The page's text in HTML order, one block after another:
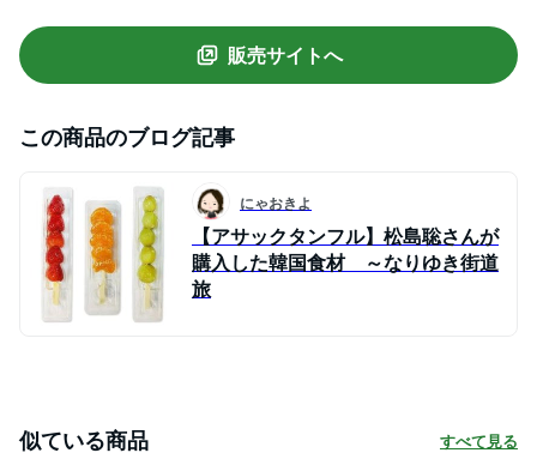
販売サイトへ
この商品のブログ記事
にゃおきよ
【アサックタンフル】松島聡さんが
購入した韓国食材 ～なりゆき街道
旅
似ている商品 すべて見る